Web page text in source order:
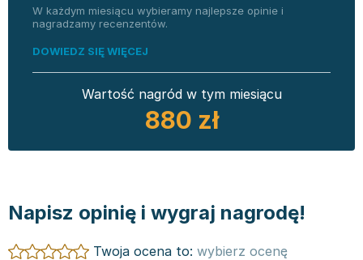
W każdym miesiącu wybieramy najlepsze opinie i
nagradzamy recenzentów.
DOWIEDZ SIĘ WIĘCEJ
Wartość nagród w tym miesiącu
880 zł
Napisz opinię i wygraj nagrodę!
Twoja ocena to: wybierz ocenę